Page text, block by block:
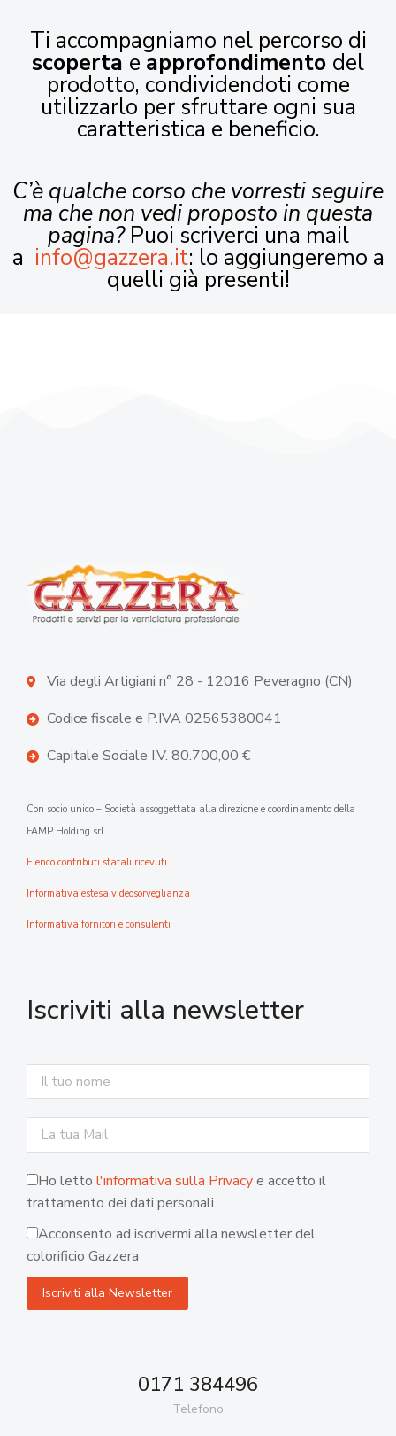
Ti accompagniamo nel percorso di
scoperta e approfondimento del
prodotto, condividendoti come
utilizzarlo per sfruttare ogni sua
caratteristica e beneficio.
C’è qualche corso che vorresti seguire
ma che non vedi proposto in questa
pagina?Puoi scriverci una mail
a info@gazzera.it: lo aggiungeremo a
quelli già presenti!
Via degli Artigiani n° 28 - 12016 Peveragno (CN)
Codice fiscale e P.IVA 02565380041
Capitale Sociale I.V. 80.700,00 €
Con socio unico – Società assoggettata alla direzione e coordinamento della
FAMP Holding srl
Elenco contributi statali ricevuti
Informativa estesa videosorveglianza
Informativa fornitori e consulenti
Iscriviti alla newsletter
Ho letto l'informativa sulla Privacye accetto il
trattamento dei dati personali.
Acconsento ad iscrivermi alla newsletter del
colorificio Gazzera
0171 384496
Telefono